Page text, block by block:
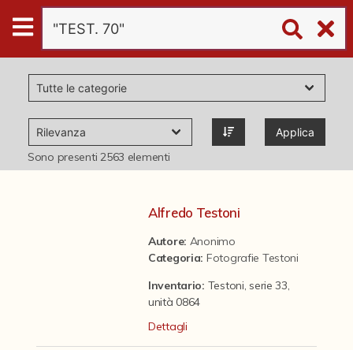
Digital
Humanities
Donazioni
Pubblicazioni
Il progetto Digital Humanities
Applica
Sono presenti2563 elementi
Alfredo Testoni
Autore: Anonimo
Categoria: Fotografie Testoni
Inventario: Testoni, serie 33,
unità 0864
Dettagli